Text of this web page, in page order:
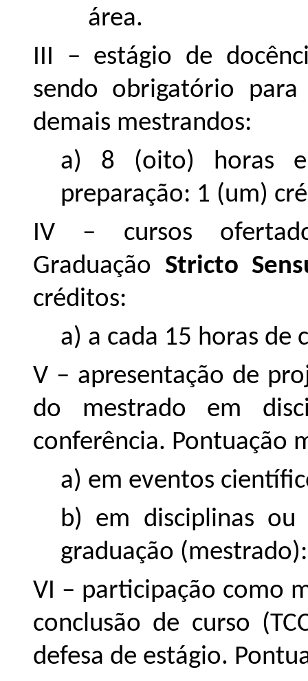
área.
III – estágio de
sendo obrigatório
demais mestrandos:
a) 8 (oito) horas
preparação: 1 (um)
IV – cursos
Graduação Stricto
créditos:
a) a cada 15 horas de
V – apresentação de
do mestrado em
conferência. Pontuação
a) em eventos
b) em disciplinas ou
graduação
VI – participação como
conclusão de curso
defesa de estágio.